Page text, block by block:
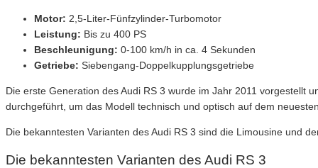
Motor: 2,5-Liter-Fünfzylinder-Turbomotor
Leistung: Bis zu 400 PS
Beschleunigung: 0-100 km/h in ca. 4 Sekunden
Getriebe: Siebengang-Doppelkupplungsgetriebe
Die erste Generation des Audi RS 3 wurde im Jahr 2011 vorgestellt
durchgeführt, um das Modell technisch und optisch auf dem
Die bekanntesten Varianten des Audi RS 3 sind die Limousine und
Die bekanntesten Varianten des Audi RS 3